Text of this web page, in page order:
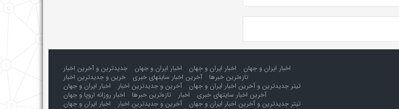
اخبار ایران و جهان اخبار ایران و جهان اخبار ایران و جهان
جدیدترین و آخرین اخبار
تازه‌ترین خبرها
آخرین اخبار سایتهای خبری
خرین و جدیدترین اخبار
تیتر جدیدترین و آخرین اخبار ایران و جهان
آخرین و جدیدترین اخبار
اخبار ایران و جهان
آخرین اخبار سایتهای خبری
اخبار تازه‌ترین خبرها
اخبار روزانه اروپا و جهان
تیتر جدیدترین و آخرین اخبار ایران و جهان
آخرین و جدیدترین اخبار
اخبار ایران و جهان